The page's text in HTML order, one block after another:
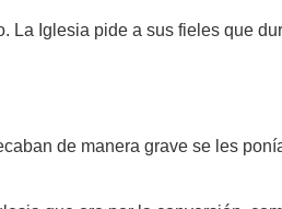
Iglesia pide a sus fieles que
de manera grave se les